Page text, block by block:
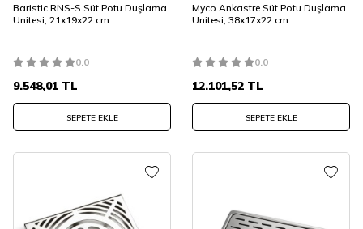
Baristic RNS-S Süt Potu Duşlama
Ünitesi, 21x19x22 cm
0.0
9.548,01 TL
SEPETE EKLE
Myco Ankastre Süt Potu Duşlama
Ünitesi, 38x17x22 cm
0.0
12.101,52 TL
SEPETE EKLE